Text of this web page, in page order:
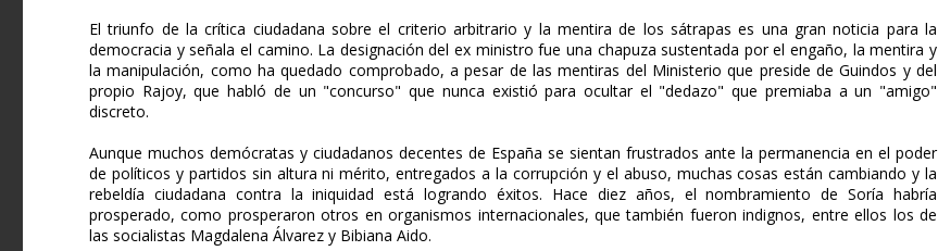
El triunfo de la crítica ciudadana sobre el criterio arbitrario y la mentira de los sátrapas es una gran noticia para la
democracia y señala el camino. La designación del ex ministro fue una chapuza sustentada por el engaño, la mentira y
la manipulación, como ha quedado comprobado, a pesar de las mentiras del Ministerio que preside de Guindos y del
propio Rajoy, que habló de un "concurso" que nunca existió para ocultar el "dedazo" que premiaba a un "amigo"
discreto.
Aunque muchos demócratas y ciudadanos decentes de España se sientan frustrados ante la permanencia en el poder
de políticos y partidos sin altura ni mérito, entregados a la corrupción y el abuso, muchas cosas están cambiando y la
rebeldía ciudadana contra la iniquidad está logrando éxitos. Hace diez años, el nombramiento de Soría habría
prosperado, como prosperaron otros en organismos internacionales, que también fueron indignos, entre ellos los de
las socialistas Magdalena Álvarez y Bibiana Aido.